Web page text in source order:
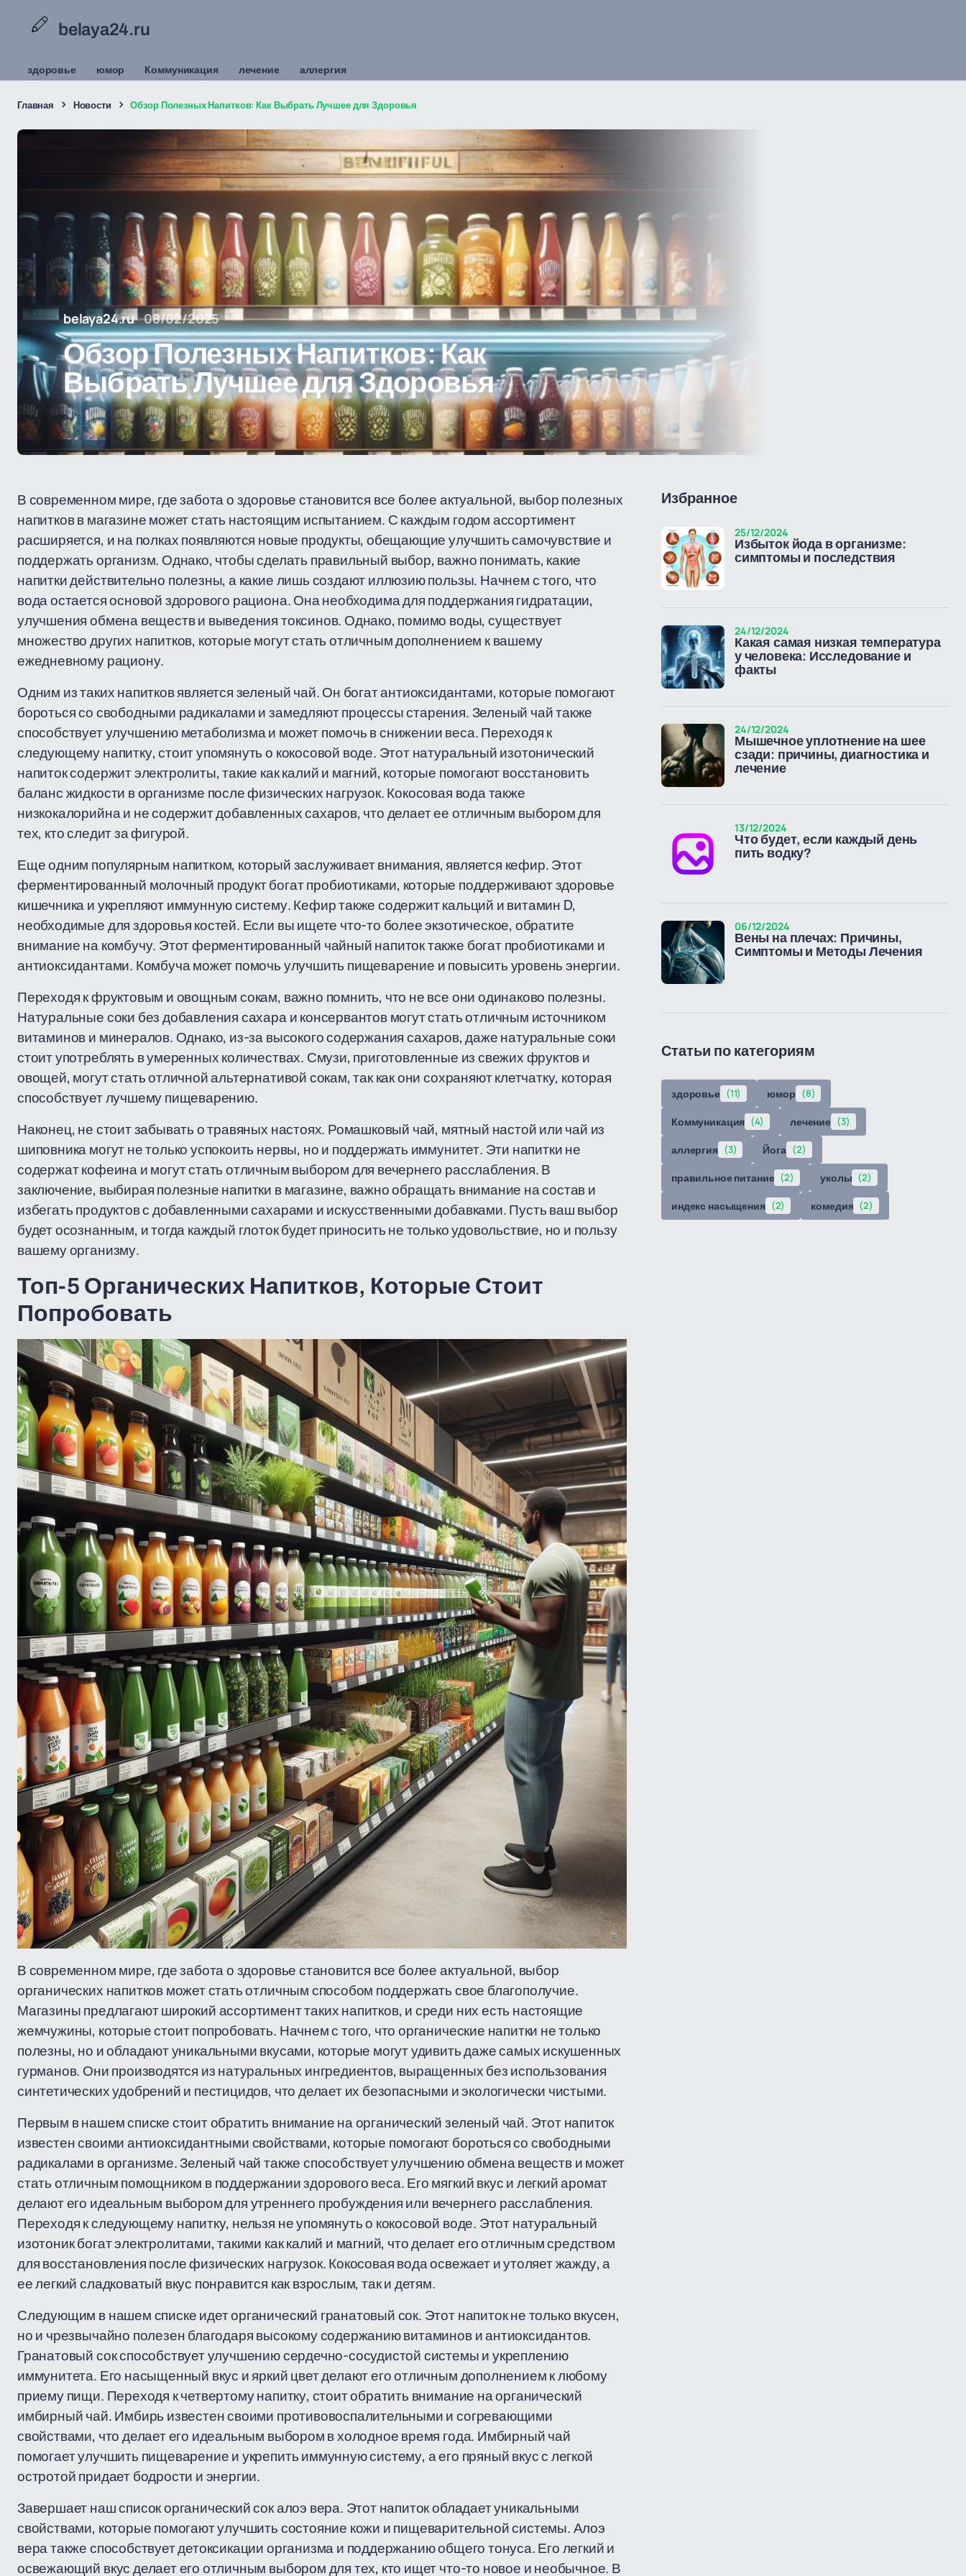
belaya24.ru
здоровье юмор Коммуникация лечение аллергия
Главная Новости Обзор Полезных Напитков: Как Выбрать Лучшее для Здоровья
belaya24.ru 08/02/2025
Обзор Полезных Напитков: Как
Выбрать Лучшее для Здоровья
В современном мире, где забота о здоровье становится все более актуальной, выбор полезных
напитков в магазине может стать настоящим испытанием. С каждым годом ассортимент
расширяется, и на полках появляются новые продукты, обещающие улучшить самочувствие и
поддержать организм. Однако, чтобы сделать правильный выбор, важно понимать, какие
напитки действительно полезны, а какие лишь создают иллюзию пользы. Начнем с того, что
вода остается основой здорового рациона. Она необходима для поддержания гидратации,
улучшения обмена веществ и выведения токсинов. Однако, помимо воды, существует
множество других напитков, которые могут стать отличным дополнением к вашему
ежедневному рациону.
Одним из таких напитков является зеленый чай. Он богат антиоксидантами, которые помогают
бороться со свободными радикалами и замедляют процессы старения. Зеленый чай также
способствует улучшению метаболизма и может помочь в снижении веса. Переходя к
следующему напитку, стоит упомянуть о кокосовой воде. Этот натуральный изотонический
напиток содержит электролиты, такие как калий и магний, которые помогают восстановить
баланс жидкости в организме после физических нагрузок. Кокосовая вода также
низкокалорийна и не содержит добавленных сахаров, что делает ее отличным выбором для
тех, кто следит за фигурой.
Еще одним популярным напитком, который заслуживает внимания, является кефир. Этот
ферментированный молочный продукт богат пробиотиками, которые поддерживают здоровье
кишечника и укрепляют иммунную систему. Кефир также содержит кальций и витамин D,
необходимые для здоровья костей. Если вы ищете что-то более экзотическое, обратите
внимание на комбучу. Этот ферментированный чайный напиток также богат пробиотиками и
антиоксидантами. Комбуча может помочь улучшить пищеварение и повысить уровень энергии.
Переходя к фруктовым и овощным сокам, важно помнить, что не все они одинаково полезны.
Натуральные соки без добавления сахара и консервантов могут стать отличным источником
витаминов и минералов. Однако, из-за высокого содержания сахаров, даже натуральные соки
стоит употреблять в умеренных количествах. Смузи, приготовленные из свежих фруктов и
овощей, могут стать отличной альтернативой сокам, так как они сохраняют клетчатку, которая
способствует лучшему пищеварению.
Наконец, не стоит забывать о травяных настоях. Ромашковый чай, мятный настой или чай из
шиповника могут не только успокоить нервы, но и поддержать иммунитет. Эти напитки не
содержат кофеина и могут стать отличным выбором для вечернего расслабления. В
заключение, выбирая полезные напитки в магазине, важно обращать внимание на состав и
избегать продуктов с добавленными сахарами и искусственными добавками. Пусть ваш выбор
будет осознанным, и тогда каждый глоток будет приносить не только удовольствие, но и пользу
вашему организму.
Топ-5 Органических Напитков, Которые Стоит
Попробовать
В современном мире, где забота о здоровье становится все более актуальной, выбор
органических напитков может стать отличным способом поддержать свое благополучие.
Магазины предлагают широкий ассортимент таких напитков, и среди них есть настоящие
жемчужины, которые стоит попробовать. Начнем с того, что органические напитки не только
полезны, но и обладают уникальными вкусами, которые могут удивить даже самых искушенных
гурманов. Они производятся из натуральных ингредиентов, выращенных без использования
синтетических удобрений и пестицидов, что делает их безопасными и экологически чистыми.
Первым в нашем списке стоит обратить внимание на органический зеленый чай. Этот напиток
известен своими антиоксидантными свойствами, которые помогают бороться со свободными
радикалами в организме. Зеленый чай также способствует улучшению обмена веществ и может
стать отличным помощником в поддержании здорового веса. Его мягкий вкус и легкий аромат
делают его идеальным выбором для утреннего пробуждения или вечернего расслабления.
Переходя к следующему напитку, нельзя не упомянуть о кокосовой воде. Этот натуральный
изотоник богат электролитами, такими как калий и магний, что делает его отличным средством
для восстановления после физических нагрузок. Кокосовая вода освежает и утоляет жажду, а
ее легкий сладковатый вкус понравится как взрослым, так и детям.
Следующим в нашем списке идет органический гранатовый сок. Этот напиток не только вкусен,
но и чрезвычайно полезен благодаря высокому содержанию витаминов и антиоксидантов.
Гранатовый сок способствует улучшению сердечно-сосудистой системы и укреплению
иммунитета. Его насыщенный вкус и яркий цвет делают его отличным дополнением к любому
приему пищи. Переходя к четвертому напитку, стоит обратить внимание на органический
имбирный чай. Имбирь известен своими противовоспалительными и согревающими
свойствами, что делает его идеальным выбором в холодное время года. Имбирный чай
помогает улучшить пищеварение и укрепить иммунную систему, а его пряный вкус с легкой
остротой придает бодрости и энергии.
Завершает наш список органический сок алоэ вера. Этот напиток обладает уникальными
свойствами, которые помогают улучшить состояние кожи и пищеварительной системы. Алоэ
вера также способствует детоксикации организма и поддержанию общего тонуса. Его легкий и
освежающий вкус делает его отличным выбором для тех, кто ищет что-то новое и необычное. В
Избранное
Избыток йода в организме:
симптомы и последствия
25/12/2024
Какая самая низкая температура
у человека: Исследование и
факты
24/12/2024
Мышечное уплотнение на шее
сзади: причины, диагностика и
лечение
24/12/2024
Что будет, если каждый день
пить водку?
13/12/2024
Вены на плечах: Причины,
Симптомы и Методы Лечения
06/12/2024
Статьи по категориям
здоровье (11) юмор (8)
Коммуникация (4) лечение (3)
аллергия (3) Йога (2)
правильное питание (2) уколы (2)
индекс насыщения (2) комедия (2)